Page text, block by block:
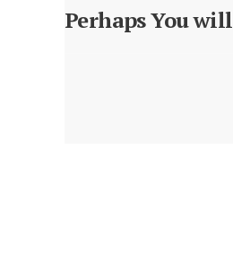
Perhaps You